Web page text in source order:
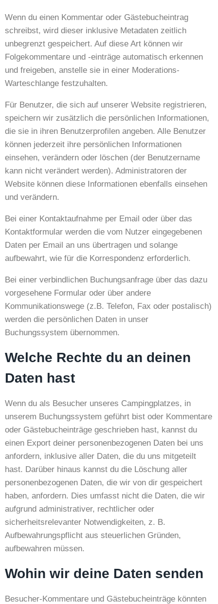
Wenn du einen Kommentar oder Gästebucheintrag
schreibst, wird dieser inklusive Metadaten zeitlich
unbegrenzt gespeichert. Auf diese Art können wir
Folgekommentare und -einträge automatisch erkennen
und freigeben, anstelle sie in einer Moderations-
Warteschlange festzuhalten.
Für Benutzer, die sich auf unserer Website registrieren,
speichern wir zusätzlich die persönlichen Informationen,
die sie in ihren Benutzerprofilen angeben. Alle Benutzer
können jederzeit ihre persönlichen Informationen
einsehen, verändern oder löschen (der Benutzername
kann nicht verändert werden). Administratoren der
Website können diese Informationen ebenfalls einsehen
und verändern.
Bei einer Kontaktaufnahme per Email oder über das
Kontaktformular werden die vom Nutzer eingegebenen
Daten per Email an uns übertragen und solange
aufbewahrt, wie für die Korrespondenz erforderlich.
Bei einer verbindlichen Buchungsanfrage über das dazu
vorgesehene Formular oder über andere
Kommunikationswege (z.B. Telefon, Fax oder postalisch)
werden die persönlichen Daten in unser
Buchungssystem übernommen.
Welche Rechte du an deinen
Daten hast
Wenn du als Besucher unseres Campingplatzes, in
unserem Buchungssystem geführt bist oder Kommentare
oder Gästebucheinträge geschrieben hast, kannst du
einen Export deiner personenbezogenen Daten bei uns
anfordern, inklusive aller Daten, die du uns mitgeteilt
hast. Darüber hinaus kannst du die Löschung aller
personenbezogenen Daten, die wir von dir gespeichert
haben, anfordern. Dies umfasst nicht die Daten, die wir
aufgrund administrativer, rechtlicher oder
sicherheitsrelevanter Notwendigkeiten, z. B.
Aufbewahrungspflicht aus steuerlichen Gründen,
aufbewahren müssen.
Wohin wir deine Daten senden
Besucher-Kommentare und Gästebucheinträge könnten